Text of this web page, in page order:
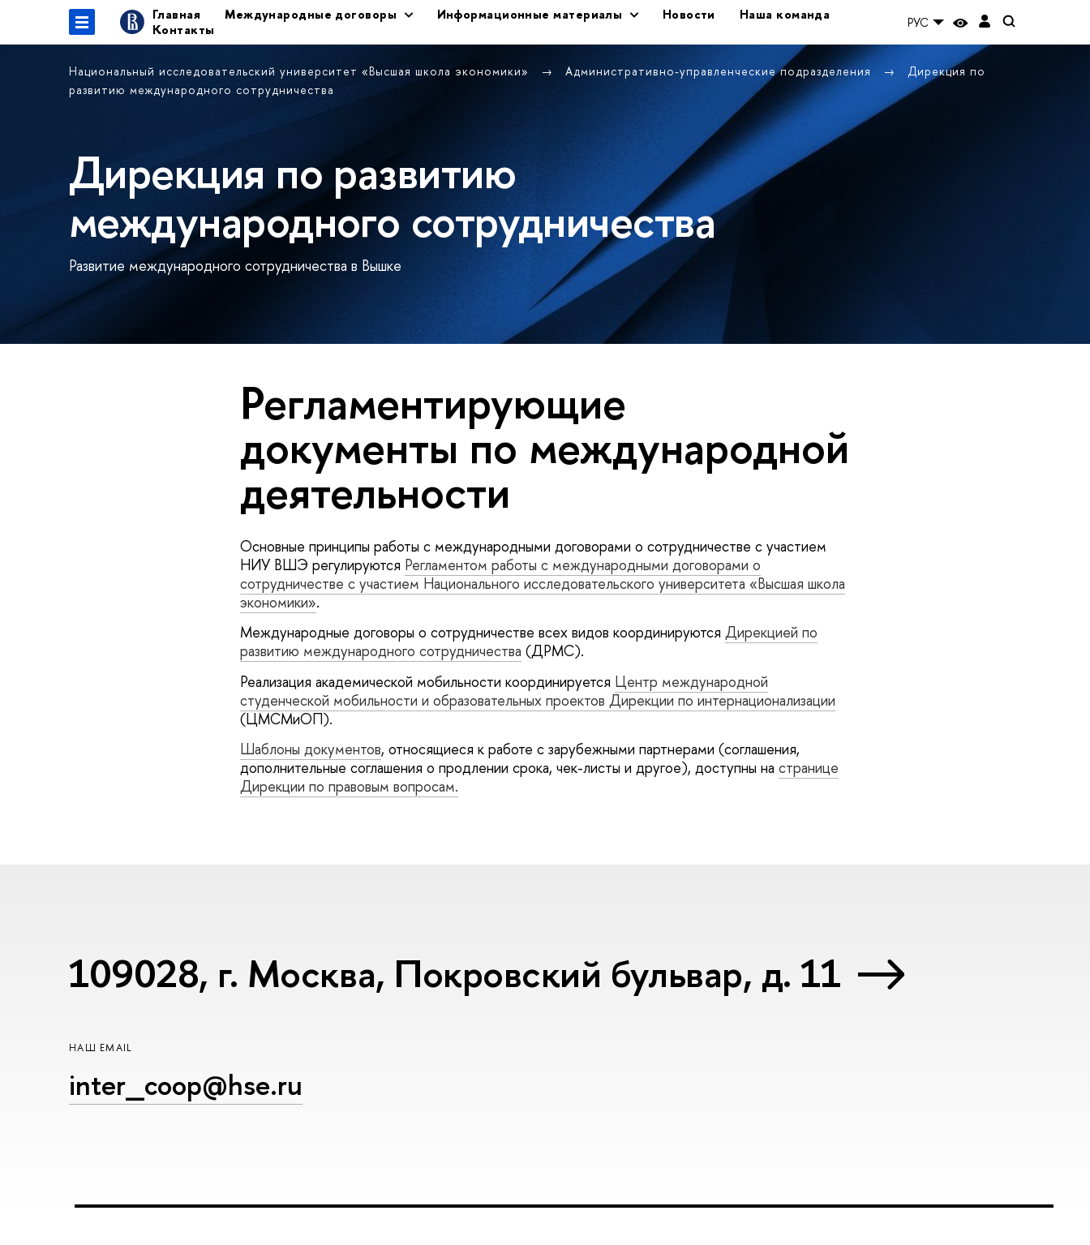
Главная Международные договоры Информационные материалы Новости
Наша команда
Контакты
РУС
Национальный исследовательский университет «Высшая школа экономики» Административно-управленческие подразделения
Дирекция по
развитию международного сотрудничества
Дирекция по развитию
международного сотрудничества
Развитие международного сотрудничества в Вышке
Регламентирующие
документы по международной
деятельности
Основные принципы работы с международными договорами о сотрудничестве с участием
НИУ ВШЭ регулируются Регламентом работы с международными договорами о
сотрудничестве с участием Национального исследовательского университета «Высшая школа
экономики».
Международные договоры о сотрудничестве всех видов координируются Дирекцией по
развитию международного сотрудничества (ДРМС).
Реализация академической мобильности координируется Центр международной
студенческой мобильности и образовательных проектов Дирекции по интернационализации
(ЦМСМиОП).
Шаблоны документов, относящиеся к работе с зарубежными партнерами (соглашения,
дополнительные соглашения о продлении срока, чек-листы и другое), доступны на странице
Дирекции по правовым вопросам.
109028, г. Москва, Покровский бульвар, д. 11
НАШ EMAIL
inter_coop@hse.ru